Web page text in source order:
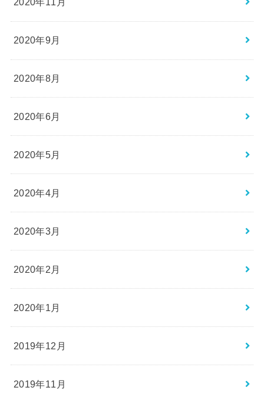
2020年9月
2020年8月
2020年6月
2020年5月
2020年4月
2020年3月
2020年2月
2020年1月
2019年12月
2019年11月